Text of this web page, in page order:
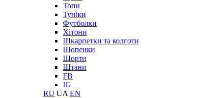
Топи
Туніки
Футболки
Хітони
Шкарпетки та колготи
Шопенки
Шорти
Штани
FB
IG
RU UA EN